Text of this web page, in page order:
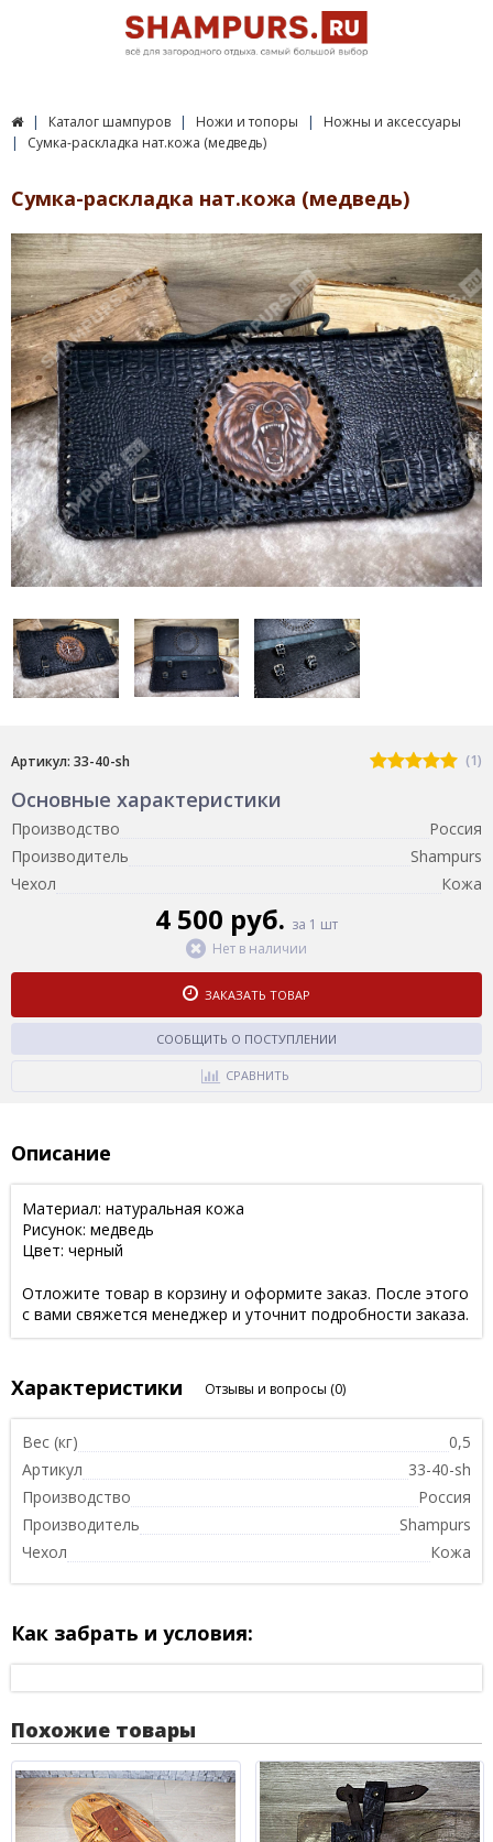
Каталог шампуров Ножи и топоры
Ножны и аксессуары
Сумка-раскладка нат.кожа (медведь)
Сумка-раскладка нат.кожа (медведь)
Артикул: 33-40-sh (1)
Основные характеристики
Производство
Россия
Производитель
Shampurs
Чехол
Кожа
4 500 руб. за 1 шт
Нет в наличии
ЗАКАЗАТЬ ТОВАР
СООБЩИТЬ О ПОСТУПЛЕНИИ
СРАВНИТЬ
Описание
Материал: натуральная кожа
Рисунок: медведь
Цвет: черный
Отложите товар в корзину и оформите заказ. После этого
с вами свяжется менеджер и уточнит подробности заказа.
Характеристики Отзывы и вопросы (0)
Вес (кг)
0,5
Артикул
33-40-sh
Производство
Россия
Производитель
Shampurs
Чехол
Кожа
Как забрать и условия:
Похожие товары